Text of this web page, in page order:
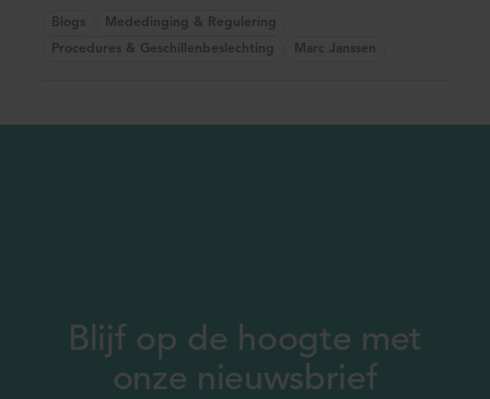
wil ...
Blogs
Mededinging & Regulering
Procedures & Geschillenbeslechting
Marc Janssen
Blijf op de hoogte met
onze nieuwsbrief